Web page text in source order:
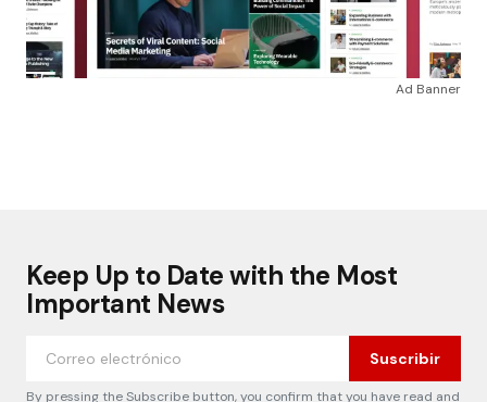
Ad Banner
Keep Up to Date with the Most
Important News
Suscribir
By pressing the Subscribe button, you confirm that you have read and